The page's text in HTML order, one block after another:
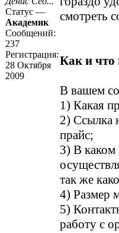
Статус —
Академик
Сообщений:
237
Регистрация:
28 Октября
2009
смотреть
Как и что
В вашем
1) Какая
2) Ссылка
прайс;
3) В каком
так же
4) Размер
5)
работу с